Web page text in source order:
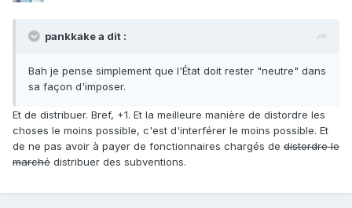
pankkake a dit :
Bah je pense simplement que l'État doit rester "neutre" dans
sa façon d'imposer.
Et de distribuer. Bref, +1. Et la meilleure manière de distordre les
choses le moins possible, c'est d'interférer le moins possible. Et
de ne pas avoir à payer de fonctionnaires chargés de distordre le
marché distribuer des subventions.